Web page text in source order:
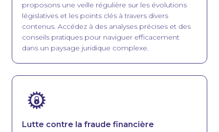
proposons une veille régulière sur les évolutions
législatives et les points clés à travers divers
contenus. Accédez à des analyses précises et des
conseils pratiques pour naviguer efficacement
dans un paysage juridique complexe.
Image
Lutte contre la fraude financière